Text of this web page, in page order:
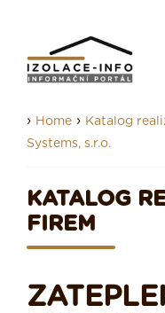
› Home › Katalog
Systems, s.r.o.
KATALOG
FIREM